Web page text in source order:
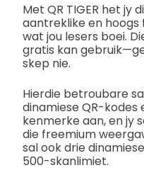
Met QR TIGER het jy
aantreklike en hoogs
wat jou lesers boei.
gratis kan
skep nie.
Hierdie betroubare
dinamiese QR-
kenmerke aan, en jy
die freemium
sal ook drie
500-skanlimiet.